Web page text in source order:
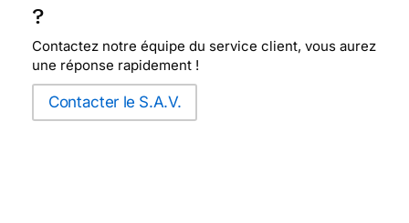
?
Contactez notre équipe du service client, vous aurez
une réponse rapidement !
Contacter le S.A.V.